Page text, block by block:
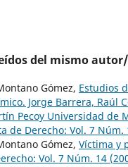
del mismo
Gómez, Estudios
Jorge Barrera, Raúl
Pecoy Universidad de
de Derecho: Vol. 7 Núm.
Gómez, Víctima y
Vol. 7 Núm. 14